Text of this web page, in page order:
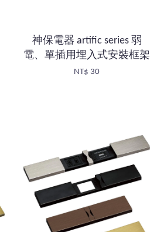
神保電器 artific series 弱
電、單插用埋入式安裝框架
NT$ 30